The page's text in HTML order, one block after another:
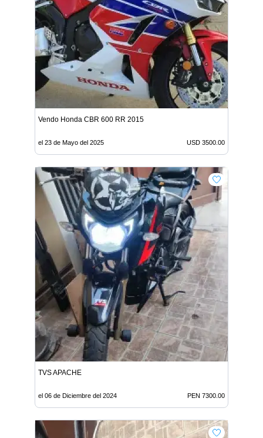
Vendo Honda CBR 600 RR 2015
el 23 de Mayo del 2025 USD 3500.00
TVS APACHE
el 06 de Diciembre del 2024 PEN 7300.00